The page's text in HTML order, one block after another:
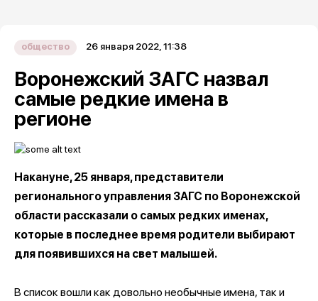
общество 26 января 2022, 11:38
Воронежский ЗАГС назвал
самые редкие имена в
регионе
Накануне, 25 января, представители
регионального управления ЗАГС по Воронежской
области рассказали о самых редких именах,
которые в последнее время родители выбирают
для появившихся на свет малышей.
В список вошли как довольно необычные имена, так и